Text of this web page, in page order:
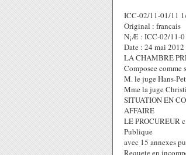
ICC-02/11-01/11
Original : francais
N¡Æ : ICC-02/11-
Date : 24 mai 2012
LA CHAMBRE
Composee
M. le juge Hans-
Mme la juge
SITUATION EN
AFFAIRE
LE PROCUREUR
Publique
avec 15 annexes
Requete en